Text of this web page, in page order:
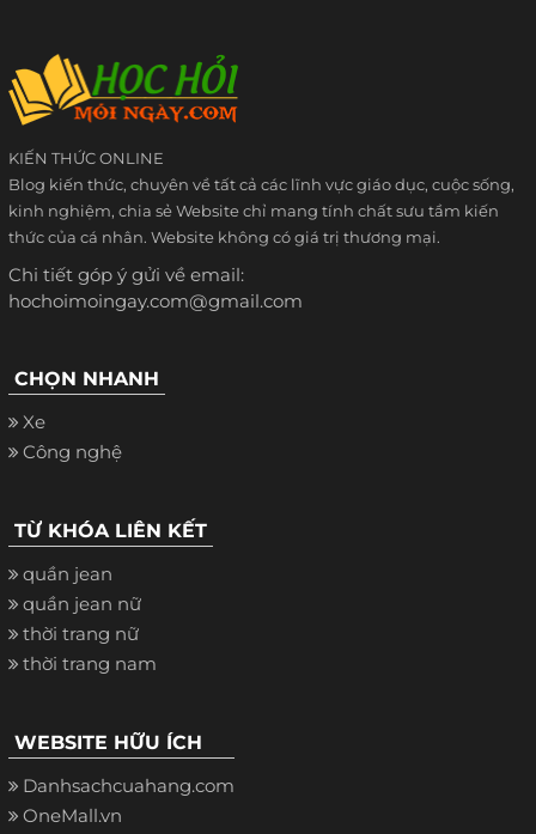
KIẾN THỨC ONLINE
Blog kiến thức, chuyên về tất cả các lĩnh vực giáo dục, cuộc sống,
kinh nghiệm, chia sẻ Website chỉ mang tính chất sưu tầm kiến
thức của cá nhân. Website không có giá trị thương mại.
Chi tiết góp ý gửi về email:
hochoimoingay.com@gmail.com
CHỌN NHANH
Xe
Công nghệ
TỪ KHÓA LIÊN KẾT
quần jean
quần jean nữ
thời trang nữ
thời trang nam
WEBSITE HỮU ÍCH
Danhsachcuahang.com
OneMall.vn